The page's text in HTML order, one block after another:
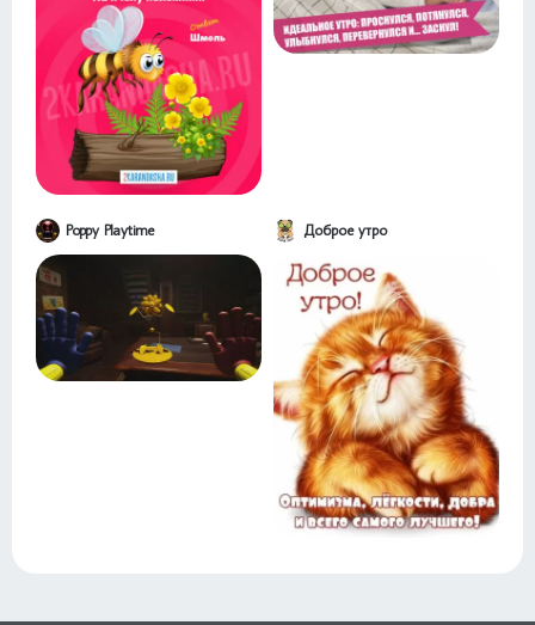
Poppy Playtime Доброе утро